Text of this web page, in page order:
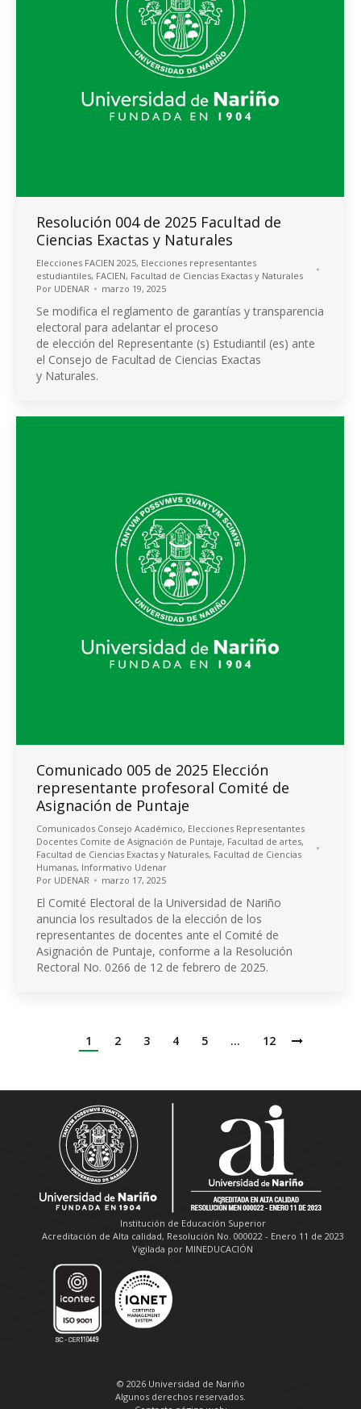
Resolución 004 de 2025 Facultad de
Ciencias Exactas y Naturales
Elecciones FACIEN 2025, Elecciones representantes
estudiantiles, FACIEN, Facultad de Ciencias Exactas y Naturales
Por UDENAR marzo 19, 2025
Se modifica el reglamento de garantías y transparencia
electoral para adelantar el proceso
de elección del Representante (s) Estudiantil (es) ante
el Consejo de Facultad de Ciencias Exactas
y Naturales.
Comunicado 005 de 2025 Elección
representante profesoral Comité de
Asignación de Puntaje
Comunicados Consejo Académico, Elecciones Representantes
Docentes Comite de Asignación de Puntaje, Facultad de artes,
Facultad de Ciencias Exactas y Naturales, Facultad de Ciencias
Humanas, Informativo Udenar
Por UDENAR marzo 17, 2025
El Comité Electoral de la Universidad de Nariño
anuncia los resultados de la elección de los
representantes de docentes ante el Comité de
Asignación de Puntaje, conforme a la Resolución
Rectoral No. 0266 de 12 de febrero de 2025.
1 2 3 4 5 … 12
Institución de Educación Superior
Acreditación de Alta calidad, Resolución No. 000022 - Enero 11 de 2023
Vigilada por MINEDUCACIÓN
© 2026 Universidad de Nariño
Algunos derechos reservados.